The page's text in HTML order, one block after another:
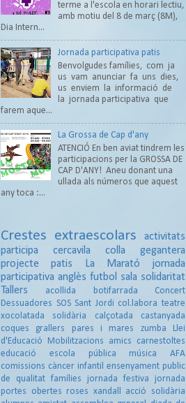
terme a l'escola en horari lectiu,
amb motiu del 8 de març (8M),
Dia Intern...
Jornada participativa patis
Benvolgudes famílies, com ja
us vam anunciar fa uns dies,
us enviem la informació de
la jornada participativa que
farem aque...
La Grossa de Cap d'any
ATENCIÓ En ben aviat tindrem les
participacions per la GROSSA DE
CAP D'ANY! Aneu donant una
ullada als números que aquest
any toca :...
Crestes extraescolars
activitats
participa
cercavila
colla gegantera
projecte patis
La Marató
jornada
participativa anglès futbol sala solidaritat
Tallers
acollida botifarrada
Concert
Dessuadores SOS Sant Jordi col.labora teatre
xocolatada solidària
calçotada
castanyada
coques
grallers pares i mares zumba
Llei
d'Educació
Mobilitzacions amics
carnestoltes
educació
escola pública música
AFA
comissions càncer infantil
ensenyament public
de qualitat
famílies jornada festiva
jornada
portes obertes
roses xandall
acció solidària